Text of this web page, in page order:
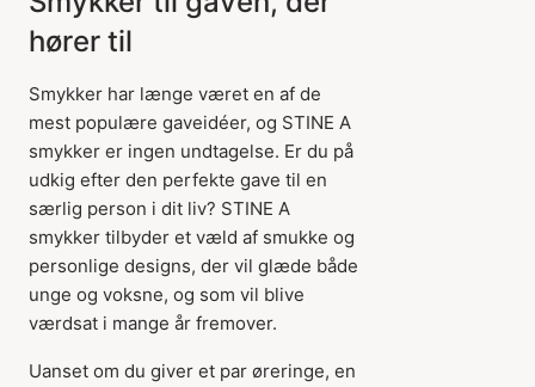
hører til
Smykker har længe været en af de
mest populære gaveidéer, og STINE A
smykker er ingen undtagelse. Er du på
udkig efter den perfekte gave til en
særlig person i dit liv? STINE A
smykker tilbyder et væld af smukke og
personlige designs, der vil glæde både
unge og voksne, og som vil blive
værdsat i mange år fremover.
Uanset om du giver et par øreringe, en